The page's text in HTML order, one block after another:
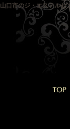
山口市のジ・エステルセ